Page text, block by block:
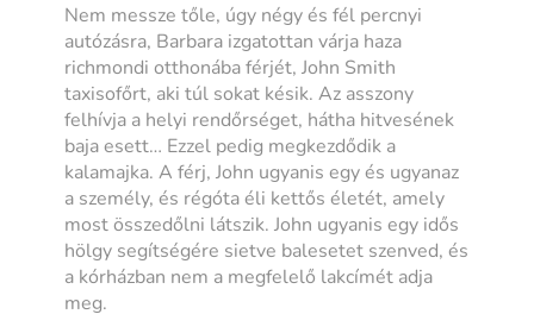
Nem messze tőle, úgy négy és fél percnyi
autózásra, Barbara izgatottan várja haza
richmondi otthonába férjét, John Smith
taxisofőrt, aki túl sokat késik. Az asszony
felhívja a helyi rendőrséget, hátha hitvesének
baja esett… Ezzel pedig megkezdődik a
kalamajka. A férj, John ugyanis egy és ugyanaz
a személy, és régóta éli kettős életét, amely
most összedőlni látszik. John ugyanis egy idős
hölgy segítségére sietve balesetet szenved, és
a kórházban nem a megfelelő lakcímét adja
meg.